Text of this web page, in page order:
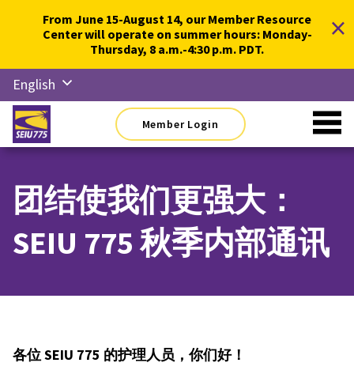
content
From June 15-August 14, our Member Resource
Center will operate on summer hours: Monday-
Thursday, 8 a.m.-4:30 p.m. PDT.
×
English
Русский
Español
文
한국어
Tiếng
Việt
Member Login
团结使我们更强大：
SEIU 775 秋季内部通讯
各位SEIU 775 的护理人员，你们好！